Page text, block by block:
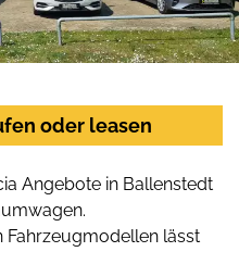
oder leasen
Angebote in Ballenstedt
Fahrzeugmodellen lässt